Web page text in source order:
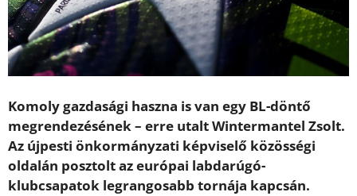
Komoly gazdasági haszna is van egy BL-döntő
megrendezésének – erre utalt Wintermantel Zsolt.
Az újpesti önkormányzati képviselő közösségi
oldalán posztolt az európai labdarúgó-
klubcsapatok legrangosabb tornája kapcsán.